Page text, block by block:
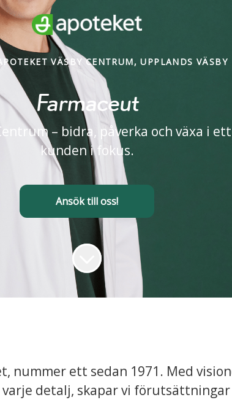
VÄSBY CENTRUM, UPPLANDS VÄSBY
Farmaceut
– bidra, påverka och växa i
kunden i fokus.
Ansök till oss!
nummer ett sedan 1971. Med
detalj, skapar vi